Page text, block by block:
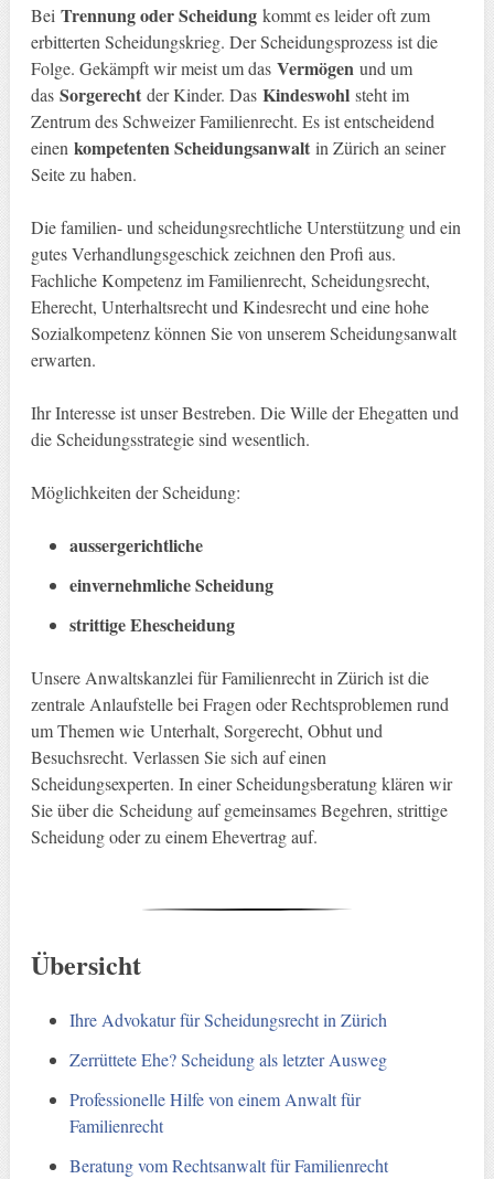
Bei Trennung oder Scheidungkommt es leider oft zum
erbitterten Scheidungskrieg. Der Scheidungsprozess ist die
Folge. Gekämpft wir meist um das Vermögen und um
das Sorgerechtder Kinder. Das Kindeswohlsteht im
Zentrum des Schweizer Familienrecht. Es ist entscheidend
einen kompetenten Scheidungsanwaltin Zürich an seiner
Seite zu haben.
Die familien- und scheidungsrechtliche Unterstützung und ein
gutes Verhandlungsgeschick zeichnen den Profi aus.
Fachliche Kompetenz im Familienrecht, Scheidungsrecht,
Eherecht, Unterhaltsrecht und Kindesrecht und eine hohe
Sozialkompetenz können Sie von unserem Scheidungsanwalt
erwarten.
Ihr Interesse ist unser Bestreben. Die Wille der Ehegatten und
die Scheidungsstrategie sind wesentlich.
Möglichkeiten der Scheidung:
aussergerichtliche
einvernehmliche Scheidung
strittige Ehescheidung
Unsere Anwaltskanzlei für Familienrecht in Zürich ist die
zentrale Anlaufstelle bei Fragen oder Rechtsproblemen rund
um Themen wie Unterhalt, Sorgerecht, Obhut und
Besuchsrecht. Verlassen Sie sich auf einen
Scheidungsexperten. In einer Scheidungsberatung klären wir
Sie über die Scheidung auf gemeinsames Begehren, strittige
Scheidung oder zu einem Ehevertrag auf.
Übersicht
Ihre Advokatur für Scheidungsrecht in Zürich
Zerrüttete Ehe? Scheidung als letzter Ausweg
Professionelle Hilfe von einem Anwalt für
Familienrecht
Beratung vom Rechtsanwalt für Familienrecht